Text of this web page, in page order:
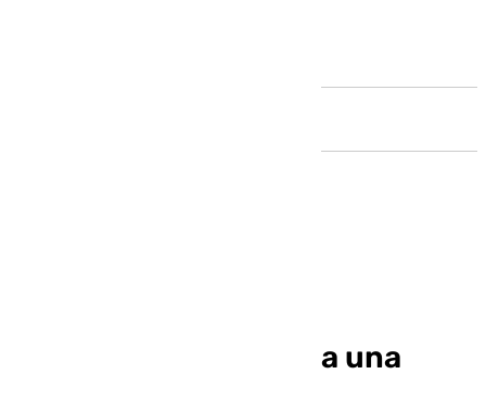
Condenan en Málaga a una